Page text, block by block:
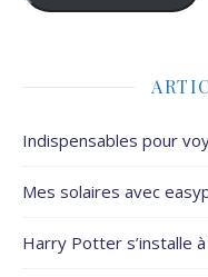
Indispensables pour
Mes solaires avec
Harry Potter s’installe